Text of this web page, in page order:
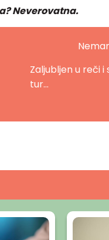
Neverovatna.
Zaljubljen u reči i
tur...